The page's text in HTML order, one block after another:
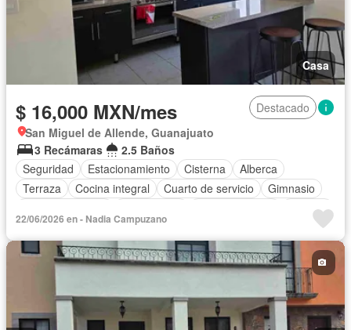
Casa
$ 16,000 MXN/mes
Destacado
San Miguel de Allende, Guanajuato
3 Recámaras
2.5 Baños
Seguridad
Estacionamiento Cisterna
Alberca
Terraza
Cocina integral Cuarto de servicio
Gimnasio
Internet
Electricidad
Agua Cuarto de Limpieza
Vista panorámica
Recámara con closet
Caseta de vigilancia
Wifi Conserje
Permite niños
22/06/2026 en - Nadia Campuzano